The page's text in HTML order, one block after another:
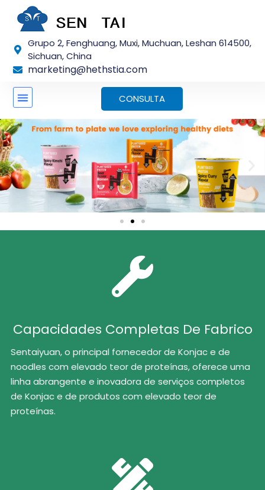
para
conteúdo
Grupo 2, Fenghuang, Muxi, Muchuan, Leshan 614500,
Sichuan, China
marketing@hethstia.com
CONSULTA
Capacidades Completas De Fabrico
Sentaiyuan, o principal fornecedor de Konjac e de
noodles com elevado teor de proteínas, oferece uma
linha abrangente e inovadora de serviços completos
de Konjac e de produtos com elevado teor de
proteínas.